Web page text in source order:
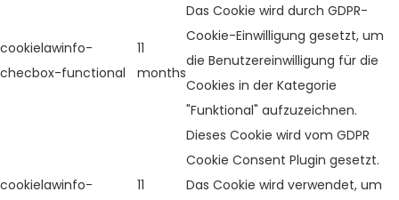
cookielawinfo-
checbox-functional
11
months
Das Cookie wird durch GDPR-
Cookie-Einwilligung gesetzt, um
die Benutzereinwilligung für die
Cookies in der Kategorie
"Funktional" aufzuzeichnen.
cookielawinfo-
11
Dieses Cookie wird vom GDPR
Cookie Consent Plugin gesetzt.
Das Cookie wird verwendet, um